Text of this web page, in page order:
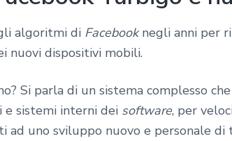
algoritmi di Facebooknegli anni per
nuovi dispositivi mobili.
Si parla di un sistema complesso
e sistemi interni dei software, per
ad uno sviluppo nuovo e personale